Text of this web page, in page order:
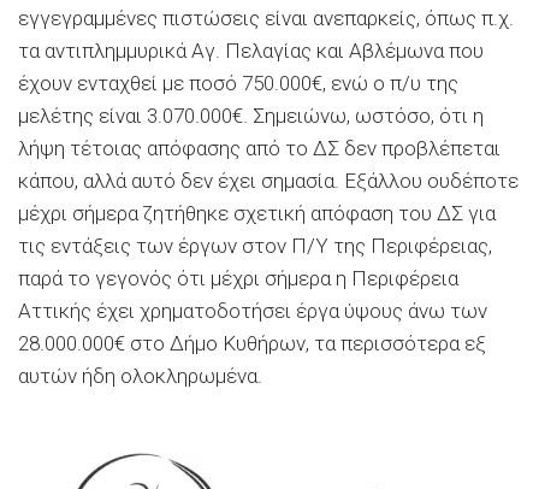
εγγεγραμμένες πιστώσεις είναι ανεπαρκείς, όπως π.χ.
τα αντιπλημμυρικά Αγ. Πελαγίας και Αβλέμωνα που
έχουν ενταχθεί με ποσό 750.000€, ενώ ο π/υ της
μελέτης είναι 3.070.000€. Σημειώνω, ωστόσο, ότι η
λήψη τέτοιας απόφασης από το ΔΣ δεν προβλέπεται
κάπου, αλλά αυτό δεν έχει σημασία. Εξάλλου ουδέποτε
μέχρι σήμερα ζητήθηκε σχετική απόφαση του ΔΣ για
τις εντάξεις των έργων στον Π/Υ της Περιφέρειας,
παρά το γεγονός ότι μέχρι σήμερα η Περιφέρεια
Αττικής έχει χρηματοδοτήσει έργα ύψους άνω των
28.000.000€ στο Δήμο Κυθήρων, τα περισσότερα εξ
αυτών ήδη ολοκληρωμένα.